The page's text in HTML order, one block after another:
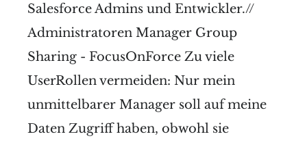
Salesforce Admins und Entwickler.//
Administratoren Manager Group
Sharing - FocusOnForce Zu viele
UserRollen vermeiden: Nur mein
unmittelbarer Manager soll auf meine
Daten Zugriff haben, obwohl sie